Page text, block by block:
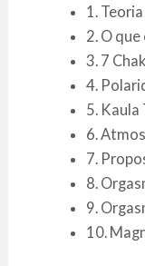
1.
2. O que
3. 7
4.
5. Kaula
6.
7.
8.
9.
10.